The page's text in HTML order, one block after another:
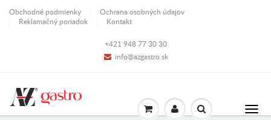
Obchodné podmienky
Ochrana osobných údajov
Reklamačný poriadok
Kontakt
+421 948 77 30 30
info@azgastro.sk